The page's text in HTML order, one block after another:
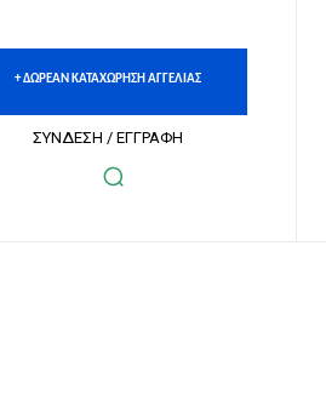
ΑΓΓΕΛΙΩΝ ΑΚΙΝΗΤΩΝ &
+ ΔΩΡΕΑΝ ΚΑΤΑΧΩΡΗΣΗ ΑΓΓΕΛΙΑΣ
ΣΥΝΔΕΣΗ / ΕΓΓΡΑΦΗ